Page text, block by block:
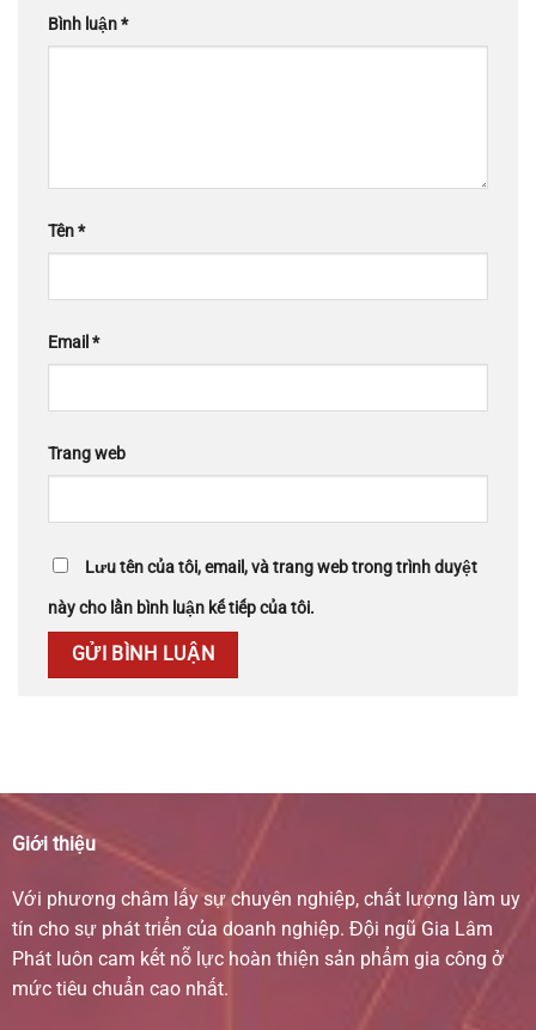
Bình luận*
Tên*
Email *
Trang web
Lưu tên của tôi, email, và trang web trong trình duyệt
này cho lần bình luận kế tiếp của tôi.
Giới thiệu
Với phương châm lấy sự chuyên nghiệp, chất lượng làm uy
tín cho sự phát triển của doanh nghiệp. Đội ngũ Gia Lâm
Phát luôn cam kết nỗ lực hoàn thiện sản phẩm gia công ở
mức tiêu chuẩn cao nhất.